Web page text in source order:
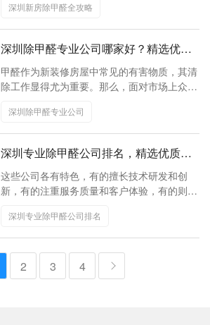
点。
深圳新房除甲醛全攻略
深圳除甲醛专业公司哪家好？精选优质
品牌，守护家居健康
甲醛作为新装修房屋中常见的有害物质，其清
除工作显得尤为重要。那么，面对市场上众多
呢？本文将为您详细介绍几家在深圳地区口碑
良好、服务专业的除甲醛公司，帮助您做出明
智的选择。
深圳除甲醛专业公司
深圳专业除甲醛公司排名，精选优质服
务商
这些公司各有特色，有的擅长技术研发和创
新，有的注重服务质量和客户体验，有的则以
的需求和预算进行综合考虑。
深圳专业除甲醛公司排名
2 3 4